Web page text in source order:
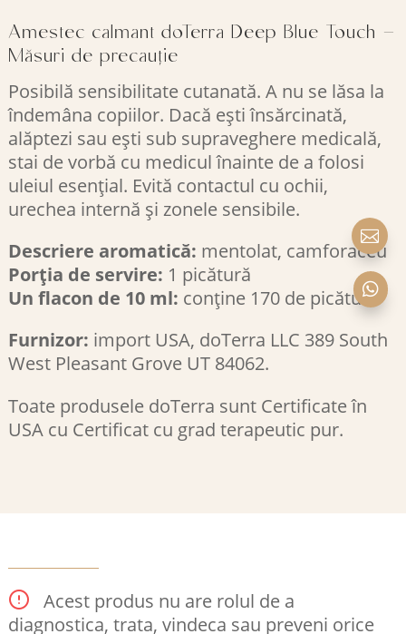
Amestec calmant doTerra Deep Blue Touch –
Măsuri de precauție
Posibilă sensibilitate cutanată. A nu se lăsa la
îndemâna copiilor. Dacă ești însărcinată,
alăptezi sau ești sub supraveghere medicală,
stai de vorbă cu medicul înainte de a folosi
uleiul esențial. Evită contactul cu ochii,
urechea internă și zonele sensibile.
Descriere aromatică: mentolat, camforaceu
Porția de servire: 1 picătură
Un flacon de 10 ml: conține 170 de picături
Furnizor: import USA, doTerra LLC 389 South
West Pleasant Grove UT 84062.
Toate produsele doTerra sunt Certificate în
USA cu Certificat cu grad terapeutic pur.
Acest produs nu are rolul de a
diagnostica, trata, vindeca sau preveni orice

